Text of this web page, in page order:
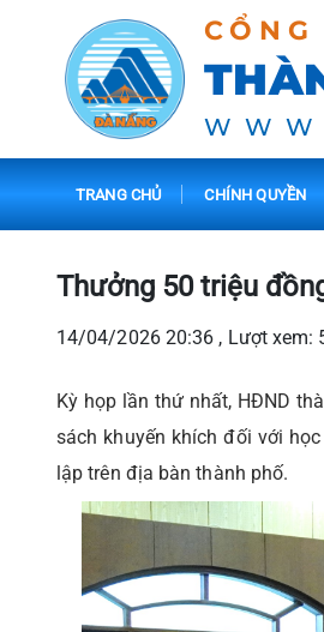
TRANG CHỦ CHÍNH QUYỀN
Thưởng 50 triệu
14/04/2026 20:36 , Lượt xem:
Kỳ họp lần thứ nhất, HĐND
sách khuyến khích đối với
lập trên địa bàn thành phố.